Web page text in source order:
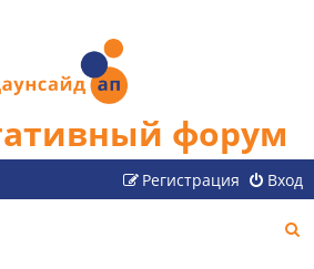
форум
Вход
Регистрация